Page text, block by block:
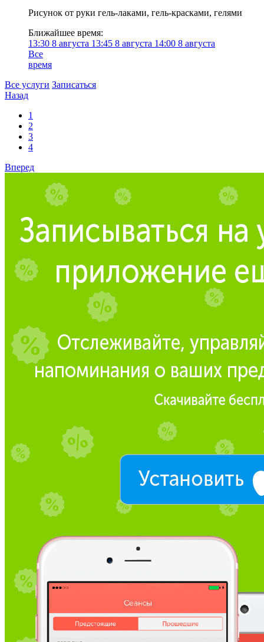
Рисунок от руки гель-лаками, гель-красками, гелями
Ближайшее время:
13:30 8 августа 13:45 8 августа 14:00 8 августа
Все
время
Все услуги Записаться
Назад
1
2
3
4
Вперед